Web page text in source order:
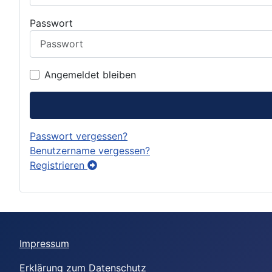
Passwort
Angemeldet bleiben
Passwort vergessen?
Benutzername vergessen?
Registrieren
Impressum
Erklärung zum Datenschutz